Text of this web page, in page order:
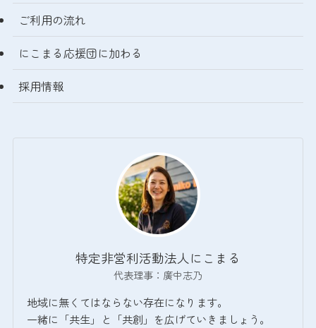
ご利用の流れ
にこまる応援団に加わる
採用情報
特定非営利活動法人にこまる
代表理事：廣中志乃
地域に無くてはならない存在になります。
一緒に「共生」と「共創」を広げていきましょう。